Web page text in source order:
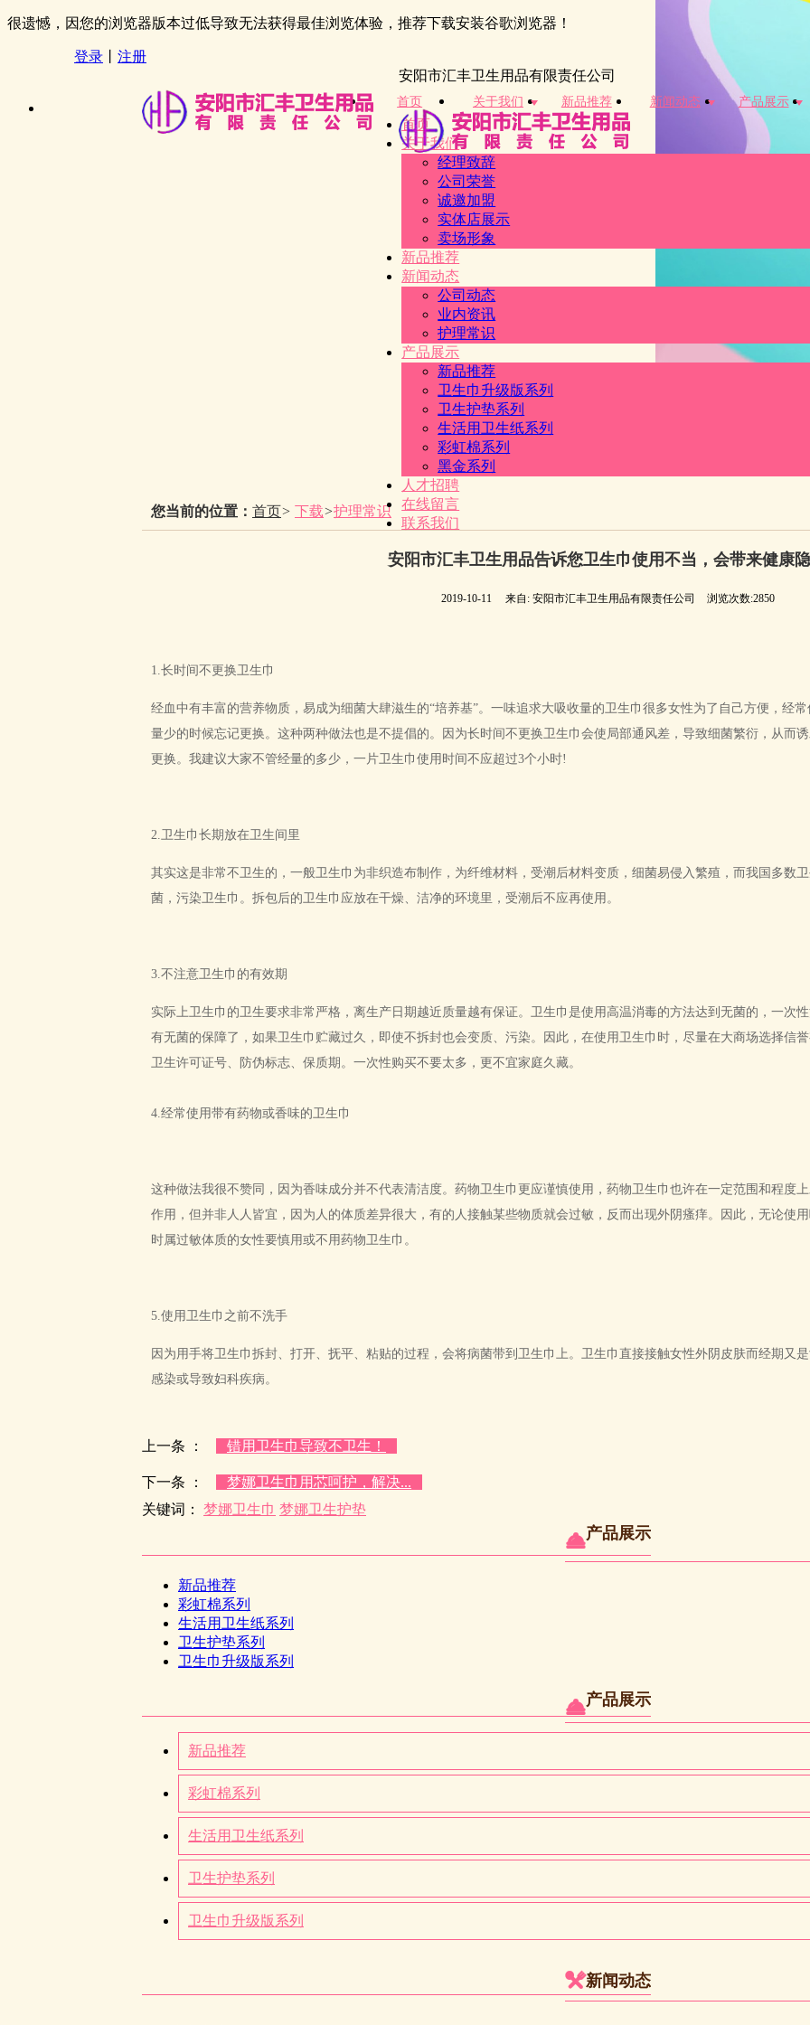
很遗憾，因您的浏览器版本过低导致无法获得最佳浏览体验，推荐下载安装谷歌浏览器！
登录
注册
安阳市汇丰卫生用品有限责任公司
首页 关于我们 新品推荐 新闻动态 产品展示
首页
关于我们
经理致辞
公司荣誉
诚邀加盟
实体店展示
卖场形象
新品推荐
新闻动态
公司动态
业内资讯
护理常识
产品展示
新品推荐
卫生巾升级版系列
卫生护垫系列
生活用卫生纸系列
彩虹棉系列
黑金系列
人才招聘
在线留言
联系我们
您当前的位置： 首页> 下载>护理常识
安阳市汇丰卫生用品告诉您卫生巾使用不当，会带来健康
2019-10-11 来自: 安阳市汇丰卫生用品有限责任公司 浏览次数:2850
1.长时间不更换卫生巾
经血中有丰富的营养物质，易成为细菌大肆滋生的“培养基”。一味追求大吸收量的卫生巾很多女性为了自己方便，经
量少的时候忘记更换。这种两种做法也是不提倡的。因为长时间不更换卫生巾会使局部通风差，导致细菌繁衍，从而
更换。我建议大家不管经量的多少，一片卫生巾使用时间不应超过3个小时!
2.卫生巾长期放在卫生间里
其实这是非常不卫生的，一般卫生巾为非织造布制作，为纤维材料，受潮后材料变质，细菌易侵入繁殖，而我国多数
菌，污染卫生巾。拆包后的卫生巾应放在干燥、洁净的环境里，受潮后不应再使用。
3.不注意卫生巾的有效期
实际上卫生巾的卫生要求非常严格，离生产日期越近质量越有保证。卫生巾是使用高温消毒的方法达到无菌的，一次
有无菌的保障了，如果卫生巾贮藏过久，即使不拆封也会变质、污染。因此，在使用卫生巾时，尽量在大商场选择信
卫生许可证号、防伪标志、保质期。一次性购买不要太多，更不宜家庭久藏。
4.经常使用带有药物或香味的卫生巾
这种做法我很不赞同，因为香味成分并不代表清洁度。药物卫生巾更应谨慎使用，药物卫生巾也许在一定范围和程度
作用，但并非人人皆宜，因为人的体质差异很大，有的人接触某些物质就会过敏，反而出现外阴瘙痒。因此，无论使
时属过敏体质的女性要慎用或不用药物卫生巾。
5.使用卫生巾之前不洗手
因为用手将卫生巾拆封、打开、抚平、粘贴的过程，会将病菌带到卫生巾上。卫生巾直接接触女性外阴皮肤而经期又
感染或导致妇科疾病。
上一条 ： 错用卫生巾导致不卫生！
下一条 ：
梦娜卫生巾用芯呵护，解决...
关键词： 梦娜卫生巾 梦娜卫生护垫
产品展示
新品推荐
彩虹棉系列
生活用卫生纸系列
卫生护垫系列
卫生巾升级版系列
产品展示
新品推荐
彩虹棉系列
生活用卫生纸系列
卫生护垫系列
卫生巾升级版系列
新闻动态